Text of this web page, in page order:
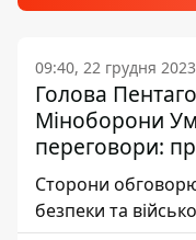
09:40, 22 грудня 2023
Голова
Міноборони
переговори:
Сторони
безпеки та